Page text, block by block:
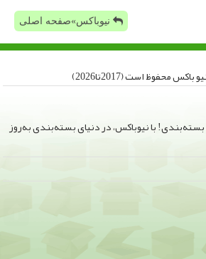
نیوباکس»صفحه اصلی
با نیوباکس، در دنیای بسته‌بندی به‌روز